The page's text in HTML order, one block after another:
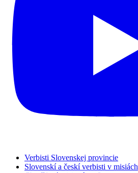
Verbisti Slovenskej provincie
Slovenskí a českí verbisti v misiách